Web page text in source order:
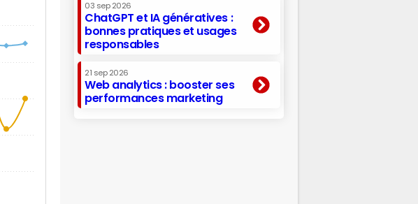
03 sep 2026
ChatGPT et IA génératives :
bonnes pratiques et usages
responsables
21 sep 2026
Web analytics : booster ses
performances marketing